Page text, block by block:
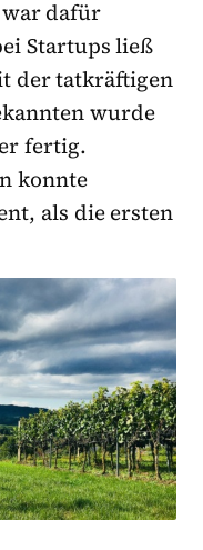
dafür
Startups ließ
der tatkräftigen
wurde
fertig.
konnte
als die ersten